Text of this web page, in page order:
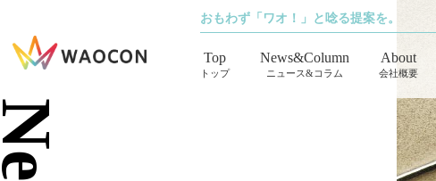
おもわず「ワオ！」と唸る提案を。
Top
トップ
News&Column
ニュース&コラム
About
会社概要